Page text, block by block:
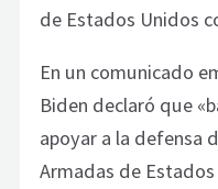
de Estados Unidos
En un comunicado
Biden declaró que
apoyar a la defensa
Armadas de